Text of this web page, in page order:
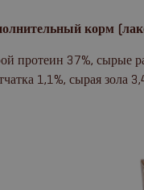
корм
протеин 37%, сырые
1,1%, сырая зола